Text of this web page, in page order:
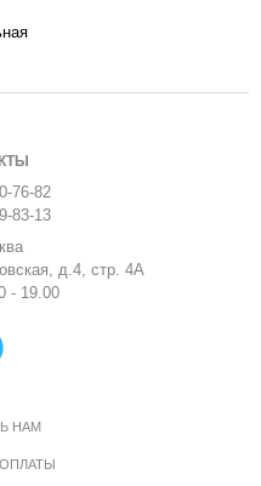
76-82
83-13
д.4, стр. 4А
- 19.00
НАМ